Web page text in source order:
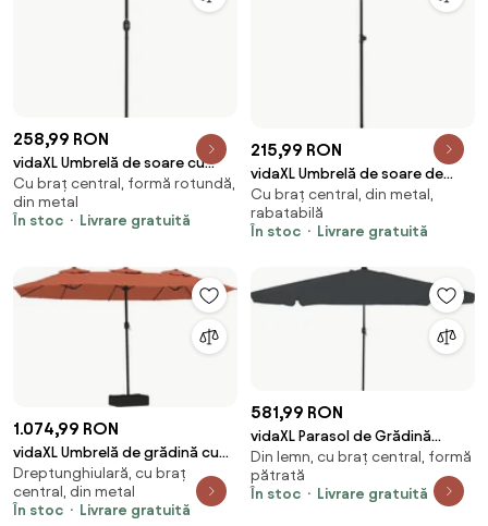
258,99 RON
vidaXL Umbrelă de soare cu
stâlp din aluminiu, antracit,
270x246 cm
Cu braț central, formă rotundă,
din metal
În stoc
Livrare gratuită
215,99 RON
vidaXL Umbrelă de soare de
plajă, albastru azuriu, 200x125
cm
Cu braț central, din metal,
rabatabilă
În stoc
Livrare gratuită
1.074,99 RON
vidaXL Umbrelă de grădină cu
două capete/LED, cărămiziu,
449x265 cm
Dreptunghiulară, cu braț
central, din metal
În stoc
Livrare gratuită
581,99 RON
vidaXL Parasol de Grădină
Antracit 395 x 395 x 245 cm
Poliester
Din lemn, cu braț central, formă
pătrată
În stoc
Livrare gratuită